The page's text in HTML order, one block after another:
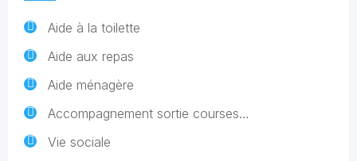
Aide à la toilette
Aide aux repas
Aide ménagère
Accompagnement sortie courses…
Vie sociale